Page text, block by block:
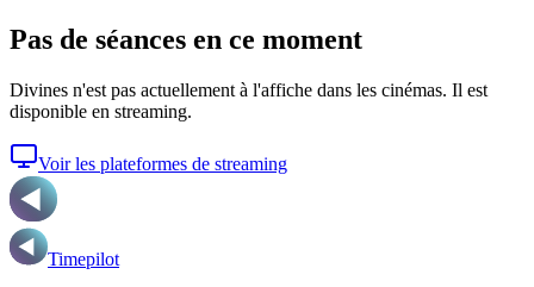
Pas de séances en ce moment
Divines n'est pas actuellement à l'affiche dans les cinémas. Il est
disponible en streaming.
Voir les plateformes de streaming
Timepilot